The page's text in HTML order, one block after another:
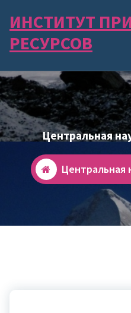
содержимому
ИНСТИТУТ
РЕСУРСОВ
Центральная
Центральная